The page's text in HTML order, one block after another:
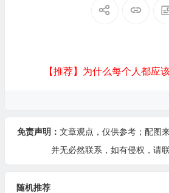
【推荐】为什么每个人都应
免责声明： 文章观点，仅供参考；配图
并无必然联系，如有侵权，请
随机推荐